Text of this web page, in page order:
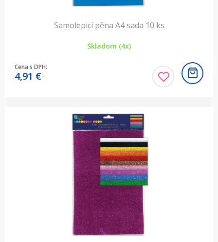
Samolepicí pěna A4 sada 10 ks
Skladom (4x)
Cena s DPH:
4,91 €